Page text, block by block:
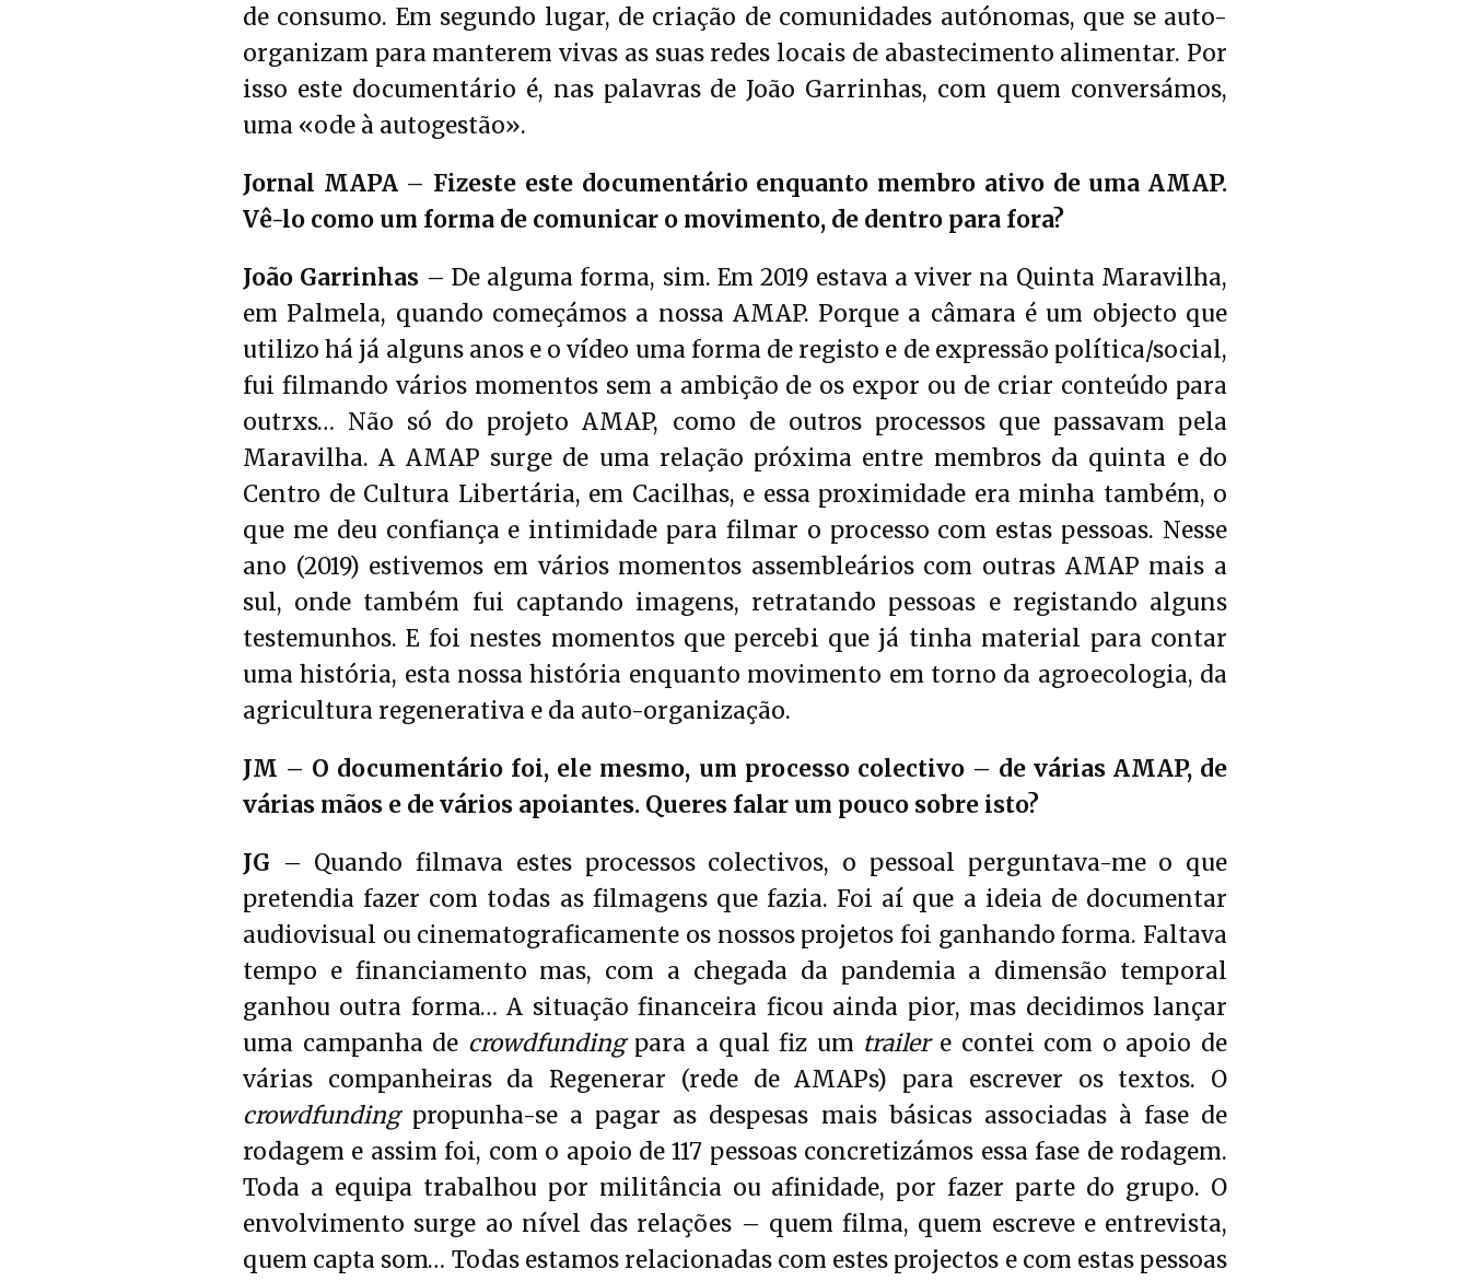
de consumo. Em segundo lugar, de criação de comunidades autónomas, que se auto-
organizam para manterem vivas as suas redes locais de abastecimento alimentar. Por
isso este documentário é, nas palavras de João Garrinhas, com quem conversámos,
uma «ode à autogestão».
Jornal MAPA– Fizeste este documentário enquanto membro ativo de uma AMAP.
Vê-lo como um forma de comunicar o movimento, de dentro para fora?
João Garrinhas – De alguma forma, sim. Em 2019 estava a viver na Quinta Maravilha,
em Palmela, quando começámos a nossa AMAP. Porque a câmara é um objecto que
utilizo há já alguns anos e o vídeo uma forma de registo e de expressão política/social,
fui filmando vários momentos sem a ambição de os expor ou de criar conteúdo para
outrxs… Não só do projeto AMAP, como de outros processos que passavam pela
Maravilha. A AMAP surge de uma relação próxima entre membros da quinta e do
Centro de Cultura Libertária, em Cacilhas, e essa proximidade era minha também, o
que me deu confiança e intimidade para filmar o processo com estas pessoas. Nesse
ano (2019) estivemos em vários momentos assembleários com outras AMAP mais a
sul, onde também fui captando imagens, retratando pessoas e registando alguns
testemunhos. E foi nestes momentos que percebi que já tinha material para contar
uma história, esta nossa história enquanto movimento em torno da agroecologia, da
agricultura regenerativa e da auto-organização.
JM – O documentário foi, ele mesmo, um processo colectivo – de várias AMAP, de
várias mãos e de vários apoiantes. Queres falar um pouco sobre isto?
JG – Quando filmava estes processos colectivos, o pessoal perguntava-me o que
pretendia fazer com todas as filmagens que fazia. Foi aí que a ideia de documentar
audiovisual ou cinematograficamente os nossos projetos foi ganhando forma. Faltava
tempo e financiamento mas, com a chegada da pandemia a dimensão temporal
ganhou outra forma… A situação financeira ficou ainda pior, mas decidimos lançar
uma campanha de crowdfundingpara a qual fiz um trailere contei com o apoio de
várias companheiras da Regenerar (rede de AMAPs) para escrever os textos. O
crowdfundingpropunha-se a pagar as despesas mais básicas associadas à fase de
rodagem e assim foi, com o apoio de 117 pessoas concretizámos essa fase de rodagem.
Toda a equipa trabalhou por militância ou afinidade, por fazer parte do grupo. O
envolvimento surge ao nível das relações – quem filma, quem escreve e entrevista,
quem capta som… Todas estamos relacionadas com estes projectos e com estas pessoas